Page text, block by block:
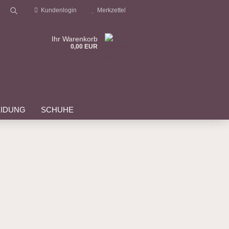
Kundenlogin Merkzettel
Ihr Warenkorb
0,00 EUR
SCHUHE